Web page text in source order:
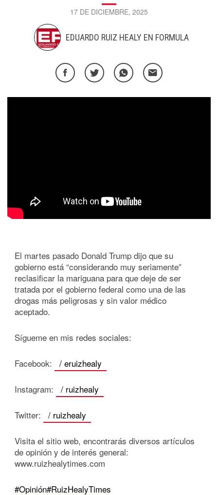
17 DE DICIEMBRE, 2025
EDUARDO RUIZ HEALY EN FORMULA
El martes pasado Donald Trump dijo que su
gobierno está “considerando muy seriamente”
reclasificar la mariguana para que deje de ser
tratada por el gobierno federal como una de las
drogas más peligrosas y sin valor médico
aceptado.
Sígueme en mis redes sociales:
Facebook: / eruizhealy
Instagram: / ruizhealy
Twitter: / ruizhealy
Visita el sitio web, encontrarás diversos artículos
de opinión y de interés general:
www.ruizhealytimes.com
#Opinión#RuizHealyTimes